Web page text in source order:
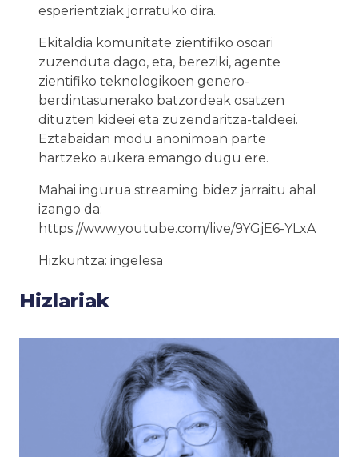
esperientziak jorratuko dira.
Ekitaldia komunitate zientifiko osoari
zuzenduta dago, eta, bereziki, agente
zientifiko teknologikoen genero-
berdintasunerako batzordeak osatzen
dituzten kideei eta zuzendaritza-taldeei.
Eztabaidan modu anonimoan parte
hartzeko aukera emango dugu ere.
Mahai ingurua streaming bidez jarraitu ahal
izango da:
https://www.youtube.com/live/9YGjE6-YLxA
Hizkuntza: ingelesa
Hizlariak